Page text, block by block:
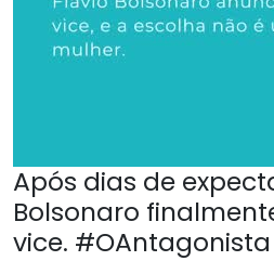
Após dias de
Bolsonaro
vice. #OAntagonista